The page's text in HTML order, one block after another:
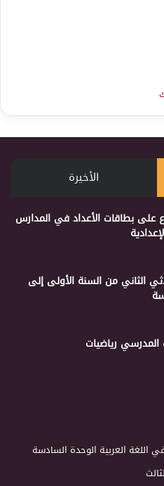
الأخيرة
على بطاقات الأعداد في المدارس
الثاني من السنة الأولى إلى
المدرسي رياضيات
اللغة العربية الوحدة السادسة